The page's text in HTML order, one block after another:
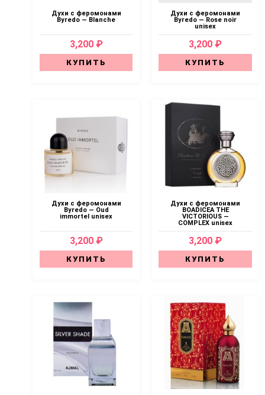
Духи с феромонами
Byredo — Blanche
3,200 ₽
КУПИТЬ
Духи с феромонами
Byredo — Rose noir
unisex
3,200 ₽
КУПИТЬ
Духи с феромонами
Byredo — Oud
immortel unisex
3,200 ₽
КУПИТЬ
Духи с феромонами
BOADICEA THE
VICTORIOUS —
COMPLEX unisex
3,200 ₽
КУПИТЬ